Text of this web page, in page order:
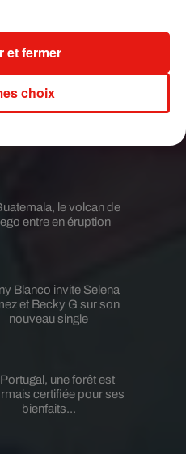
à 17h30 par Ludo
G dévoile la tracklist de
le volcan de
entre en éruption
Blanco invite Selena
et Becky G sur son
nouveau single
une forêt est
certifiée pour ses
bienfaits...
choix
et fermer